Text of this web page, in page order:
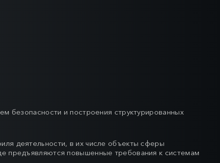
безопасности и построения структурированных
деятельности, в их числе объекты сферы
предъявляются повышенные требования к системам